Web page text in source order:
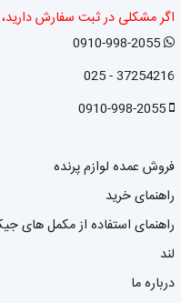
اگر مشکلی در ثبت سفارش دارید،
0910-998-2055
37254216 - 025
0910-998-2055
فروش عمده لوازم پرنده
راهنمای خرید
راهنمای استفاده از مکمل های
لند
درباره ما